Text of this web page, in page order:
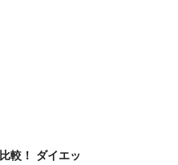
較！ ダイエッ